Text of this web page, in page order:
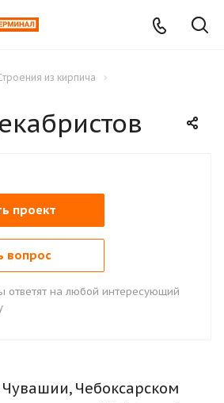
из кирпича
проект
вопрос
ответят на любой интересующий
Чебоксарском